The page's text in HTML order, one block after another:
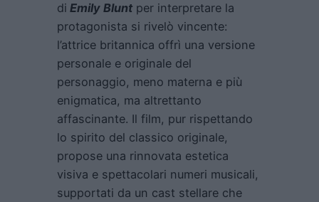
di Emily Blunt per interpretare la
protagonista si rivelò vincente:
l’attrice britannica offrì una versione
personale e originale del
personaggio, meno materna e più
enigmatica, ma altrettanto
affascinante. Il film, pur rispettando
lo spirito del classico originale,
propose una rinnovata estetica
visiva e spettacolari numeri musicali,
supportati da un cast stellare che